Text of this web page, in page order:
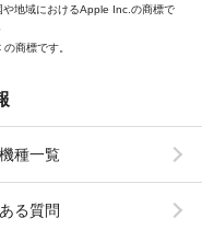
地域におけるApple Inc.の商標で
商標です。
種一覧
る質問